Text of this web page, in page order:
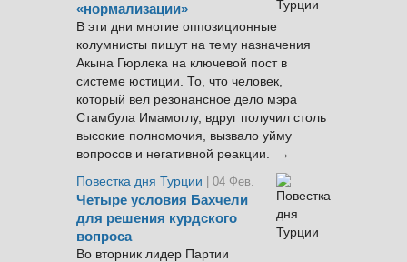
«нормализации»
В эти дни многие оппозиционные
колумнисты пишут на тему назначения
Акына Гюрлека на ключевой пост в
системе юстиции. То, что человек,
который вел резонансное дело мэра
Стамбула Имамоглу, вдруг получил столь
высокие полномочия, вызвало уйму
вопросов и негативной реакции. →
Повестка дня Турции
| 04 Фев.
Четыре условия Бахчели
для решения курдского
вопроса
Во вторник лидер Партии